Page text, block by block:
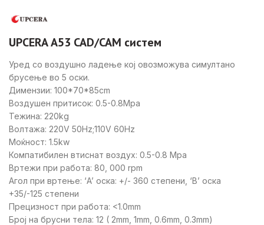
UPCERA А53 CAD/CAМ систем
Уред со воздушно ладење кој овозможува симултано
брусење во 5 оски.
Димензии: 100*70*85cm
Воздушен притисок: 0.5-0.8Mpa
Тежина: 220kg
Волтажа: 220V 50Hz;110V 60Hz
Моќност: 1.5kw
Компатибилен втиснат воздух: 0.5-0.8 Mpa
Вртежи при работа: 80, 000 rpm
Агол при вртење: ‘A’ оска: +/- 360 степени, ‘B’ оска
+35/-125 степени
Прецизност при работа: <1.0mm
Број на брусни тела: 12 ( 2mm, 1mm, 0.6mm, 0.3mm)